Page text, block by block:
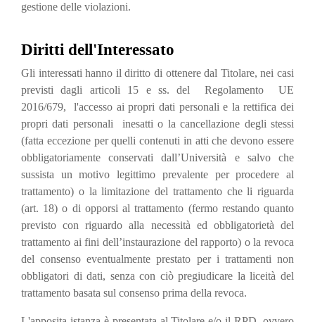
gestione delle violazioni.
Diritti dell'Interessato
Gli interessati hanno il diritto di ottenere dal Titolare, nei casi
previsti dagli articoli 15 e ss. del Regolamento UE
2016/679, l'accesso ai propri dati personali e la rettifica dei
propri dati personali inesatti o la cancellazione degli stessi
(fatta eccezione per quelli contenuti in atti che devono essere
obbligatoriamente conservati dall’Università e salvo che
sussista un motivo legittimo prevalente per procedere al
trattamento) o la limitazione del trattamento che li riguarda
(art. 18) o di opporsi al trattamento (fermo restando quanto
previsto con riguardo alla necessità ed obbligatorietà del
trattamento ai fini dell’instaurazione del rapporto) o la revoca
del consenso eventualmente prestato per i trattamenti non
obbligatori di dati, senza con ciò pregiudicare la liceità del
trattamento basata sul consenso prima della revoca.